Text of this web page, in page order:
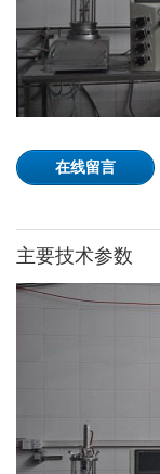
在线留言
主要技术参数